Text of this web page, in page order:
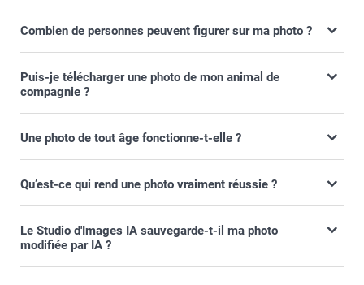
Combien de personnes peuvent figurer sur ma photo ?
Puis-je télécharger une photo de mon animal de
compagnie ?
Une photo de tout âge fonctionne-t-elle ?
Qu’est-ce qui rend une photo vraiment réussie ?
Le Studio d'Images IA sauvegarde-t-il ma photo
modifiée par IA ?